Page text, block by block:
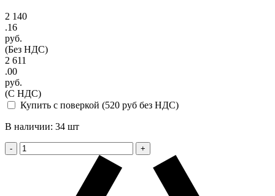
2 140
.16
руб.
(Без НДС)
2 611
.00
руб.
(С НДС)
Купить с поверкой (520 руб без НДС)
В наличии: 34 шт